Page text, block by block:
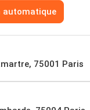
automatique
75001 Paris